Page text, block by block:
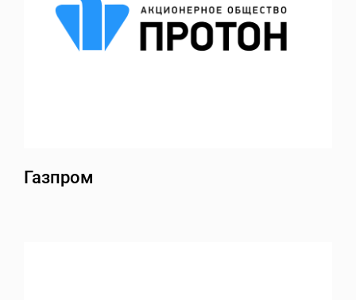
Газпром